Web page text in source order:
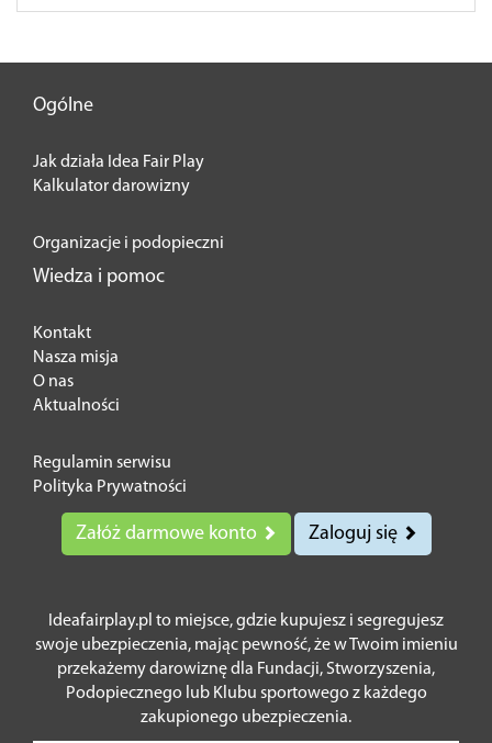
Ogólne
Jak działa Idea Fair Play
Kalkulator darowizny
Organizacje i podopieczni
Wiedza i pomoc
Kontakt
Nasza misja
O nas
Aktualności
Regulamin serwisu
Polityka Prywatności
Załóż darmowe konto Zaloguj się
Ideafairplay.pl to miejsce, gdzie kupujesz i segregujesz
swoje ubezpieczenia, mając pewność, że w Twoim imieniu
przekażemy darowiznę dla Fundacji, Stworzyszenia,
Podopiecznego lub Klubu sportowego z każdego
zakupionego ubezpieczenia.